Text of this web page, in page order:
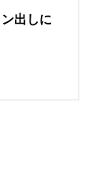
出しに